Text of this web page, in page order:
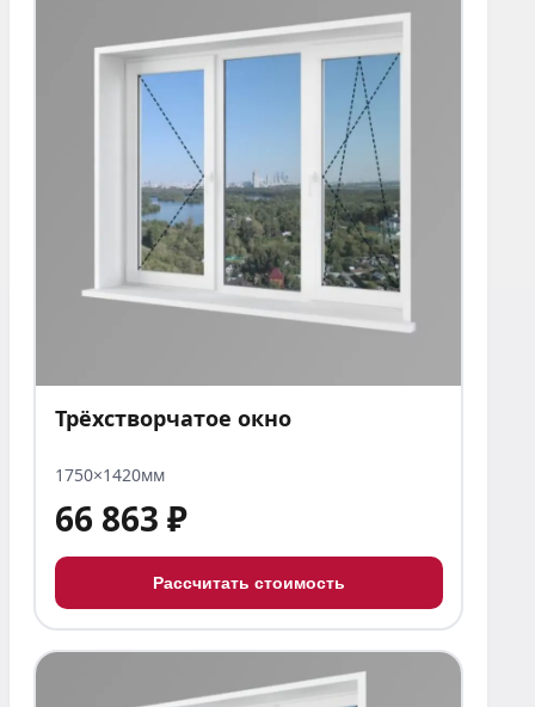
Трёхстворчатое окно
1750×1420мм
66 863 ₽
Рассчитать стоимость